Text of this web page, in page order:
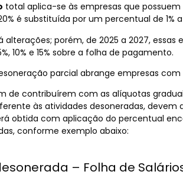
total aplica-se às empresas que
é substituída por um percentual de 1%
alterações; porém, de 2025 a 2027,
10% e 15% sobre a folha de pagamento.
parcial abrange empresas
de contribuírem com as alíquotas
às atividades desoneradas, devem
obtida com aplicação do percentual
conforme exemplo abaixo:
– Folha de